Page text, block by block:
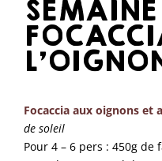
Focaccia aux oignons et
de soleil
Pour 4 – 6 pers : 450g de